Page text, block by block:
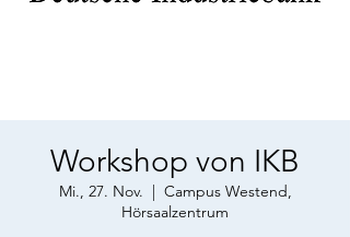
Workshop von IKB
Mi., 27. Nov.
  |
Campus Westend,
Hörsaalzentrum